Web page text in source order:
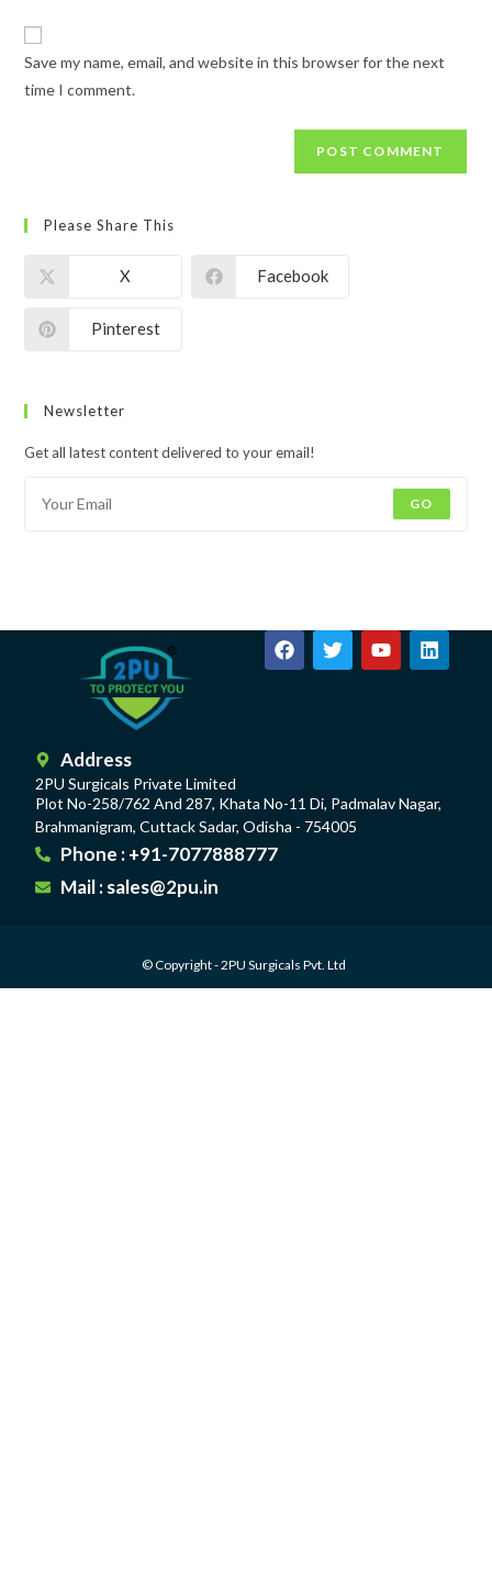
Save my name, email, and website in this browser for the next
time I comment.
Please Share This
X Facebook
Pinterest
Newsletter
Get all latest content delivered to your email!
GO
Address
2PU Surgicals Private Limited
Plot No-258/762 And 287, Khata No-11 Di, Padmalav Nagar,
Brahmanigram, Cuttack Sadar, Odisha - 754005
Phone : +91-7077888777
Mail : sales@2pu.in
© Copyright - 2PU Surgicals Pvt. Ltd